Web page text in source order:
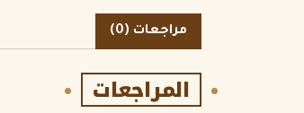
مراجعات (0)
المراجعات